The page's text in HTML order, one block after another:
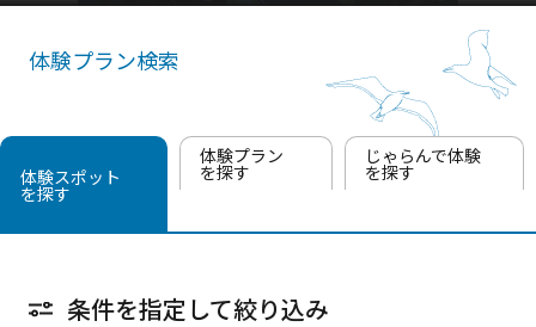
体験プラン検索
体験スポット
を探す
体験プラン
を探す
じゃらんで体験
を探す
条件を指定して絞り込み